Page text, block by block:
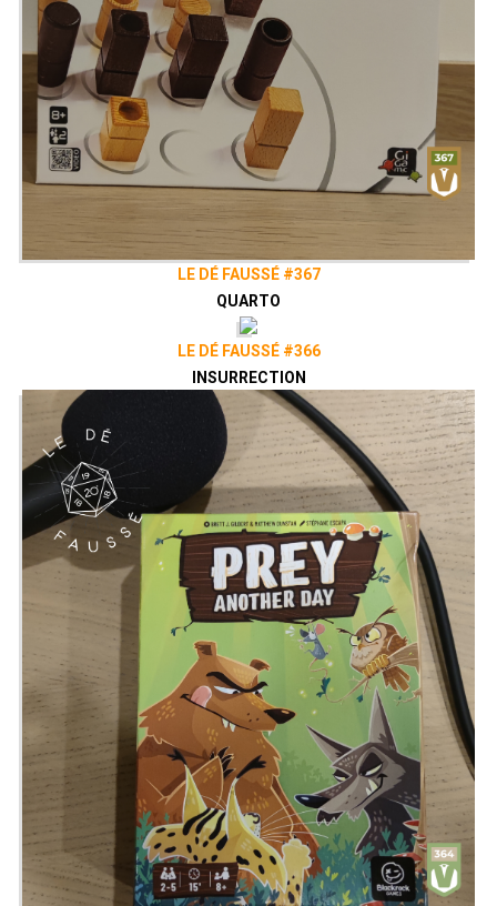
LE DÉ FAUSSÉ #367
QUARTO
LE DÉ FAUSSÉ #366
INSURRECTION